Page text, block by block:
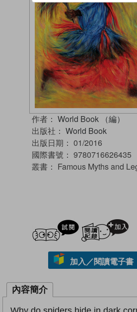
作者： World Book （編）
出版社： World Book
出版日期： 01/2016
國際書號： 9780716626435
叢書： Famous Myths and
試閲
加入／閱讀電子書
內容簡介